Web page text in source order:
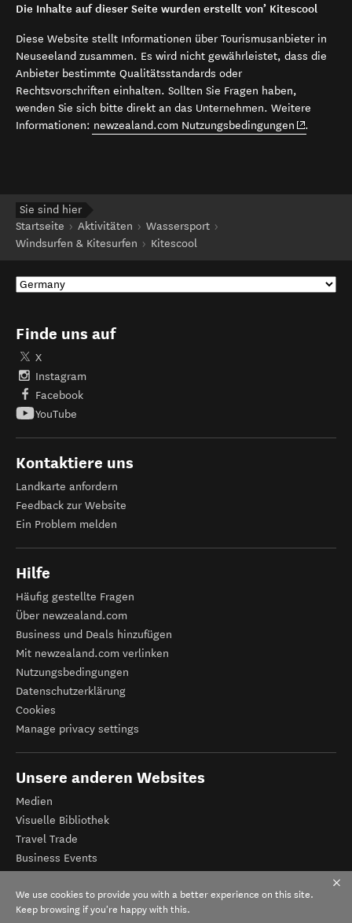
Die Inhalte auf dieser Seite wurden erstellt von’ Kitescool
Diese Website stellt Informationen über Tourismusanbieter in
Neuseeland zusammen. Es wird nicht gewährleistet, dass die
Anbieter bestimmte Qualitätsstandards oder
Rechtsvorschriften einhalten. Sollten Sie Fragen haben,
wenden Sie sich bitte direkt an das Unternehmen. Weitere
Informationen: newzealand.com Nutzungsbedingungen (opens in
.
Sie sind hier
Startseite
Aktivitäten
Wassersport
Windsurfen & Kitesurfen
Kitescool
Finde uns auf
X
Instagram
Facebook
YouTube
Kontaktiere uns
Landkarte anfordern
Feedback zur Website
Ein Problem melden
Hilfe
Häufig gestellte Fragen
Über newzealand.com
Business und Deals hinzufügen
Mit newzealand.com verlinken
Nutzungsbedingungen
Datenschutzerklärung
Cookies
Manage privacy settings
Unsere anderen Websites
Medien
Visuelle Bibliothek
Travel Trade
Business Events
Veranstalter-Registrierung
We use cookies to provide you with a better experience on this site.
Keep browsing if you're happy with this.